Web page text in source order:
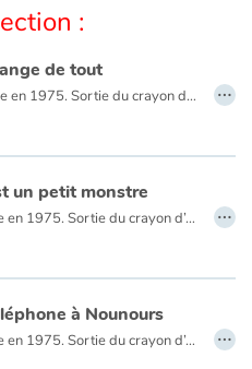
:
de tout
Mimi Cracra est née en 1975. Sortie du crayon d’Agnès Rosenstiehl pour le magazine “Pomme d’api”, cette petite fille aux joues roses et cheveux bruns à laquelle il est facile de s’identifier nous entraîne avec humour dans ses aventures quotidiennes. …
un petit monstre
Mimi cracra est née en 1975. Sortie du crayon d’Agnès Rosenstiehl pour le magazine “Pomme d’api”, cette petite fille aux joues roses et cheveux bruns à laquelle il est facile de s’identifier nous entraîne avec humour dans ses aventures quotidiennes. …
à Nounours
Mimi cracra est née en 1975. Sortie du crayon d’Agnès Rosenstiehl pour le magazine “Pomme d’api”, cette petite fille aux joues roses et cheveux bruns à laquelle il est facile de s’identifier nous entraîne avec humour dans ses aventures quotidiennes. …